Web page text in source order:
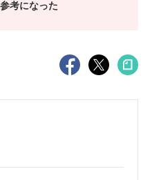
参考になった